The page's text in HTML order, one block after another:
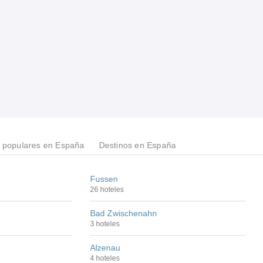
en España Destinos en España
Fussen
26 hoteles
Bad Zwischenahn
3 hoteles
Alzenau
4 hoteles